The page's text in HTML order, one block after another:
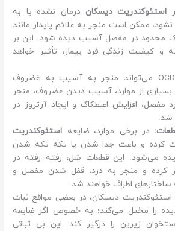
استئوکندریت دیسکاندرمان نشده یا به
ممکن است منجر به علائم پایدار مانند
محدود در مفصل آسیب دیده شود. این بر
و کیفیت زندگی فرد بیمار، تأثیر خواهد
: OCD می‌تواند منجر به آسیب به غضروف
از موارد، آسیب دیدن غضروف، منجر
مفصل، افزایش اصطکاک و ایجاد آرتروز در
شد.
در برخی موارد، ضایعه استئوکندریت
کرده و باعث جدا شدن یا تکه تکه شدن
می‌شود. این قطعات شل، رفته رفته در
کرده و منجر به درد، قفل شدن مفصل و
اطراف خواهند شد.
استئوکندریت دیسکان، در بعضی مواقع ثبات
را مختل می‌کند؛ به خصوص اگر ضایعه
زیرین را درگیر کند. این بی ثباتی